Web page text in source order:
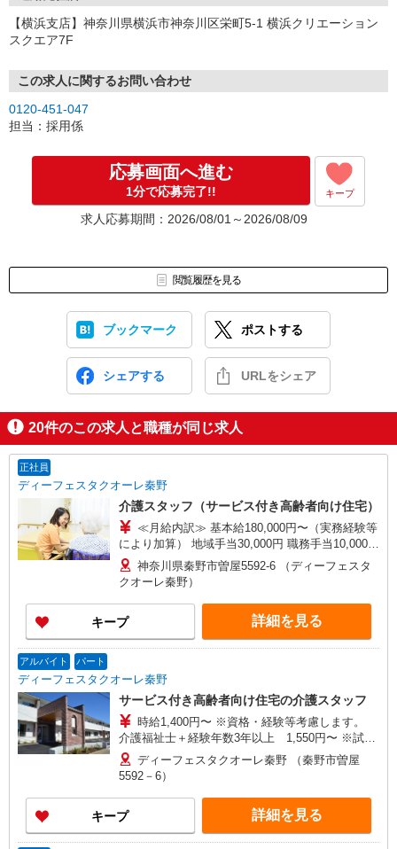
【横浜支店】神奈川県横浜市神奈川区栄町5-1 横浜クリエーション
スクエア7F
この求人に関するお問い合わせ
0120-451-047
担当：採用係
応募画面へ進む
1分で応募完了!! キープ
求人応募期間：2026/08/01～2026/08/09
閲覧履歴を見る
ブックマーク ポストする
シェアする URLをシェア
20件のこの求人と職種が同じ求人
正社員
ディーフェスタクオーレ秦野
介護スタッフ（サービス付き高齢者向け住宅）
≪月給内訳≫ 基本給180,000円〜（実務経験等
により加算） 地域手当30,000円 職務手当10,000〜
25,000円（経験・資格による） 地域定着支援手
当 20,000円 ※試用期間3ヵ月 基本給175,000
円〜（月給235,000円〜） ≪その他手当≫ ☆資格
手当 5,000円〜（介護福祉士20,000円） ☆早・
遅出手当／1回500円 ☆夜勤手当／1回8,000円 ☆
住宅手当／30,000円まで（独身世帯・賃貸契約に
合★★ 月収例 307,000円〜
神奈川県秦野市曽屋5592-6 （ディーフェスタ
クオーレ秦野）
キープ 詳細を見る
アルバイト パート
ディーフェスタクオーレ秦野
サービス付き高齢者向け住宅の介護スタッフ
時給1,400円〜 ※資格・経験等考慮します。
介護福祉士＋経験年数3年以上 1,550円〜 ※試用
期間3ヵ月、時給1,300円〜
ディーフェスタクオーレ秦野 （秦野市曽屋
5592－6）
キープ 詳細を見る